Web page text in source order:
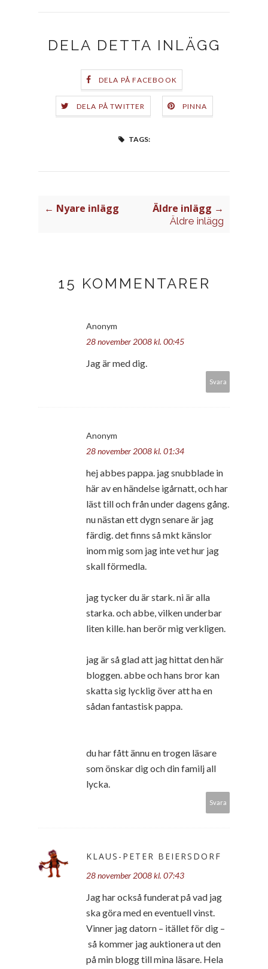
DELA DETTA INLÄGG
DELA PÅ FACEBOOK
DELA PÅ TWITTER PINNA
TAGS:
← Nyare inlägg Äldre inlägg →
Äldre inlägg
15 KOMMENTARER
Anonym
28 november 2008 kl. 00:45
Jag är med dig.
Svara
Anonym
28 november 2008 kl. 01:34
hej abbes pappa. jag snubblade in
här av en händelse igårnatt, och har
läst till och från under dagens gång.
nu nästan ett dygn senare är jag
färdig. det finns så mkt känslor
inom mig som jag inte vet hur jag
skall förmedla.
jag tycker du är stark. ni är alla
starka. och abbe, vilken underbar
liten kille. han berör mig verkligen.
jag är så glad att jag hittat den här
bloggen. abbe och hans bror kan
skatta sig lycklig över att ha en
sådan fantastisk pappa.
du har fått ännu en trogen läsare
som önskar dig och din familj all
lycka.
Svara
KLAUS-PETER BEIERSDORF
28 november 2008 kl. 07:43
Jag har också funderat på vad jag
ska göra med en eventuell vinst.
Vinner jag datorn – itället för dig –
så kommer jag auktionera ut den
på min blogg till mina läsare. Hela